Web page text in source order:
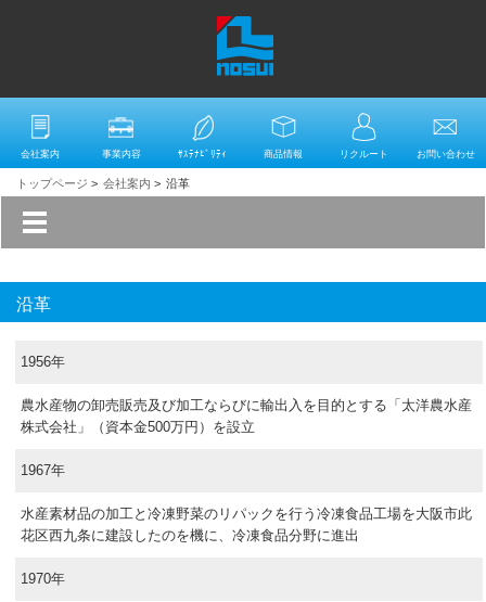
会社案内 事業内容 ｻｽﾃﾅﾋﾞﾘﾃｨ 商品情報 リクルート お問い合わせ
トップページ > 会社案内 > 沿革
沿革
1956年
農水産物の卸売販売及び加工ならびに輸出入を目的とする「太洋農水産
株式会社」（資本金500万円）を設立
1967年
水産素材品の加工と冷凍野菜のリパックを行う冷凍食品工場を大阪市此
花区西九条に建設したのを機に、冷凍食品分野に進出
1970年